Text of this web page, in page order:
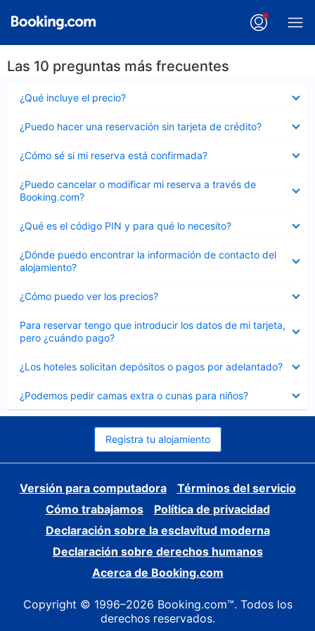
Las 10 preguntas más frecuentes
¿Qué incluye el precio?
cerrado
¿Puedo hacer una reservación sin tarjeta de crédito?
cerrado
¿Cómo sé si mi reserva está confirmada?
cerrado
¿Puedo cancelar o modificar mi reserva a través de
Booking.com?
cerrado
¿Qué es el código PIN y para qué lo necesito?
cerrado
¿Dónde puedo encontrar la información de contacto del
alojamiento?
cerrado
¿Cómo puedo ver los precios?
cerrado
Para reservar tengo que introducir los datos de mi tarjeta,
pero ¿cuándo pago?
cerrado
¿Los hoteles solicitan depósitos o pagos por adelantado?
cerrado
¿Podemos pedir camas extra o cunas para niños?
cerrado
Registra tu alojamiento
Versión para computadora
Términos del servicio
Cómo trabajamos
Política de privacidad
Declaración sobre la esclavitud moderna
Declaración sobre derechos humanos
Acerca de Booking.com
Copyright © 1996–2026 Booking.com™. Todos los
derechos reservados.